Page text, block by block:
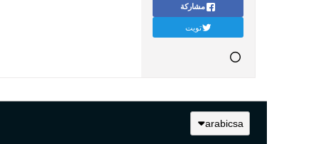
مشاركة
تويت
arabicsa